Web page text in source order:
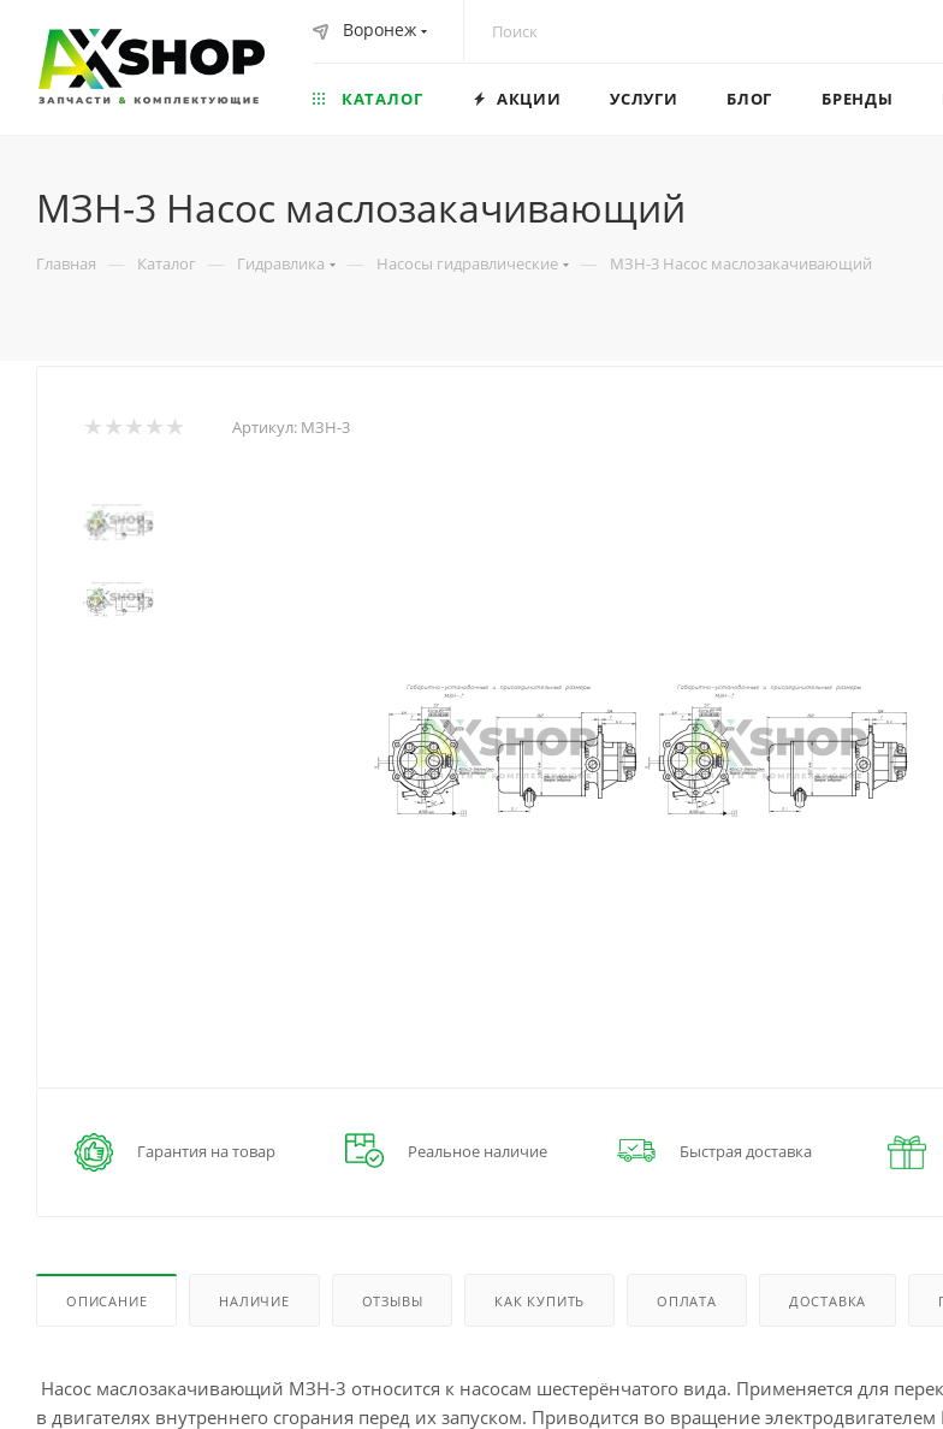
Воронеж
КАТАЛОГ АКЦИИ УСЛУГИ БЛОГ БРЕНДЫ
МЗН-3 Насос маслозакачивающий
Главная — Каталог — Гидравлика — Насосы гидравлические — МЗН-3 Насос маслозакачивающий
Артикул: МЗН-3
Гарантия на товар Реальное наличие Быстрая доставка
ОПИСАНИЕ НАЛИЧИЕ ОТЗЫВЫ КАК КУПИТЬ ОПЛАТА ДОСТАВКА
Насос маслозакачивающий МЗН-3 относится к насосам шестерёнчатого вида. Применяется для
в двигателях внутреннего сгорания перед их запуском. Приводится во вращение